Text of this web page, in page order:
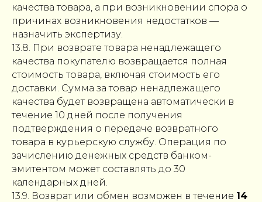
качества товара, а при возникновении спора о
причинах возникновения недостатков —
назначить экспертизу.
13.8. При возврате товара ненадлежащего
качества покупателю возвращается полная
стоимость товара, включая стоимость его
доставки. Сумма за товар ненадлежащего
качества будет возвращена автоматически в
течение 10 дней после получения
подтверждения о передаче возвратного
товара в курьерскую службу. Операция по
зачислению денежных средств банком-
эмитентом может составлять до 30
календарных дней.
13.9. Возврат или обмен возможен в течение 14